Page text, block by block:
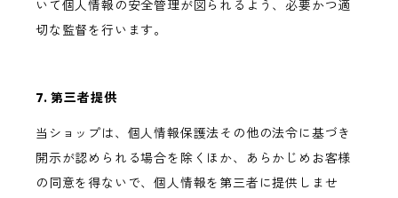
いて個人情報の安全管理が図られるよう、必要かつ適
切な監督を行います。
7. 第三者提供
当ショップは、個人情報保護法その他の法令に基づき
開示が認められる場合を除くほか、あらかじめお客様
の同意を得ないで、個人情報を第三者に提供しませ